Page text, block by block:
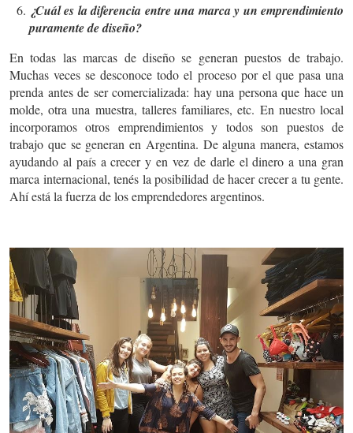
¿Cuál es la diferencia entre una marca y un emprendimiento
puramente de diseño?
En todas las marcas de diseño se generan puestos de trabajo.
Muchas veces se desconoce todo el proceso por el que pasa una
prenda antes de ser comercializada: hay una persona que hace un
molde, otra una muestra, talleres familiares, etc. En nuestro local
incorporamos otros emprendimientos y todos son puestos de
trabajo que se generan en Argentina. De alguna manera, estamos
ayudando al país a crecer y en vez de darle el dinero a una gran
marca internacional, tenés la posibilidad de hacer crecer a tu gente.
Ahí está la fuerza de los emprendedores argentinos.